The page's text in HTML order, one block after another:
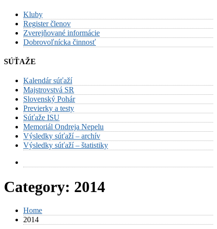
Kluby
Register členov
Zverejňované informácie
Dobrovoľnícka činnosť
SÚŤAŽE
Kalendár súťaží
Majstrovstvá SR
Slovenský Pohár
Previerky a testy
Súťaže ISU
Memoriál Ondreja Nepelu
Výsledky súťaží – archív
Výsledky súťaží – štatistiky
Category: 2014
Home
2014